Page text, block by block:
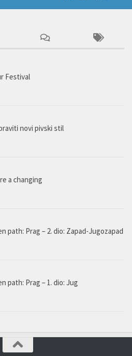
Festival
novi pivski stil
a changing
path: Prag – 2. dio: Zapad-Jugozapad
path: Prag – 1. dio: Jug